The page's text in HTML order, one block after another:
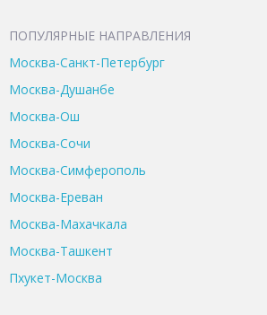
ПОПУЛЯРНЫЕ НАПРАВЛЕНИЯ
Москва-Санкт-Петербург
Москва-Душанбе
Москва-Ош
Москва-Сочи
Москва-Симферополь
Москва-Ереван
Москва-Махачкала
Москва-Ташкент
Пхукет-Москва